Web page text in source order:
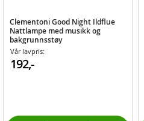
Clementoni Good Night Ildflue
Nattlampe med musikk og
bakgrunnsstøy
Vår lavpris:
192,-